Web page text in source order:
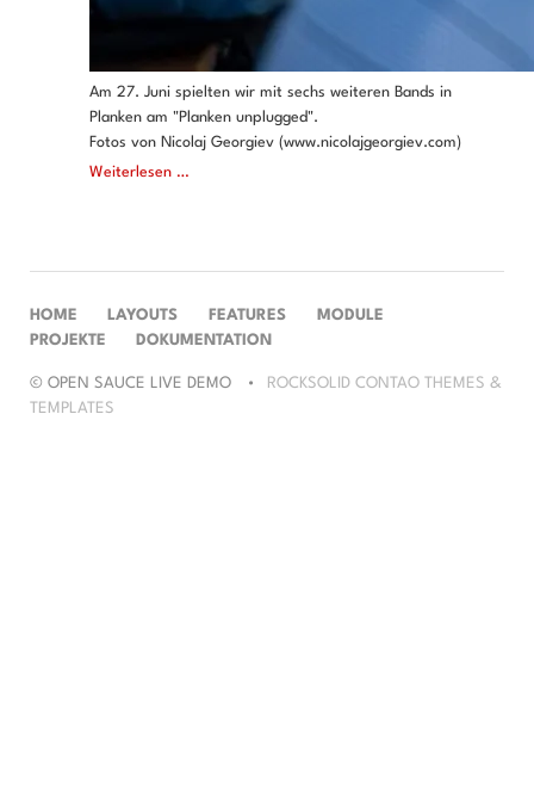
Am 27. Juni spielten wir mit sechs weiteren Bands in
Planken am "Planken unplugged".
Fotos von Nicolaj Georgiev (www.nicolajgeorgiev.com)
Weiterlesen …Planken
NAVIGATION
ÜBERSPRINGEN
HOME LAYOUTS FEATURES
MODULE
PROJEKTE
DOKUMENTATION
© OPEN SAUCE LIVE DEMO
ROCKSOLID CONTAO THEMES &
TEMPLATES